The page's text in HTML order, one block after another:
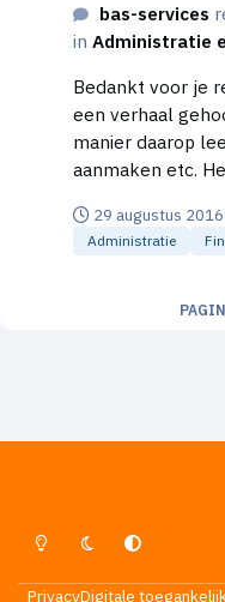
bas-services
in Administratie
Bedankt voor je reactie. Het is dus erg
een verhaal
manier daarop
aanmaken etc.
(https://
29 augustus 2016
Administratie
Lichte ModusDonkere Modus
PrivacyDigitale